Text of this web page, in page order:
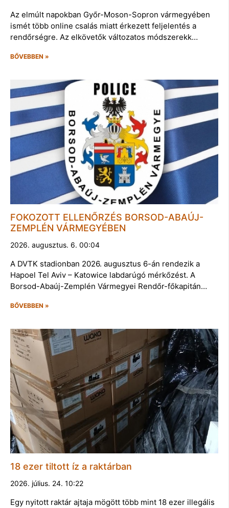
Az elmúlt napokban Győr-Moson-Sopron vármegyében
ismét több online csalás miatt érkezett feljelentés a
rendőrségre. Az elkövetők változatos módszerekk…
BŐVEBBEN »
FOKOZOTT ELLENŐRZÉS BORSOD-ABAÚJ-
ZEMPLÉN VÁRMEGYÉBEN
2026. augusztus. 6. 00:04
A DVTK stadionban 2026. augusztus 6-án rendezik a
Hapoel Tel Aviv – Katowice labdarúgó mérkőzést. A
Borsod-Abaúj-Zemplén Vármegyei Rendőr-főkapitán…
BŐVEBBEN »
18 ezer tiltott íz a raktárban
2026. július. 24. 10:22
Egy nyitott raktár ajtaja mögött több mint 18 ezer illegális